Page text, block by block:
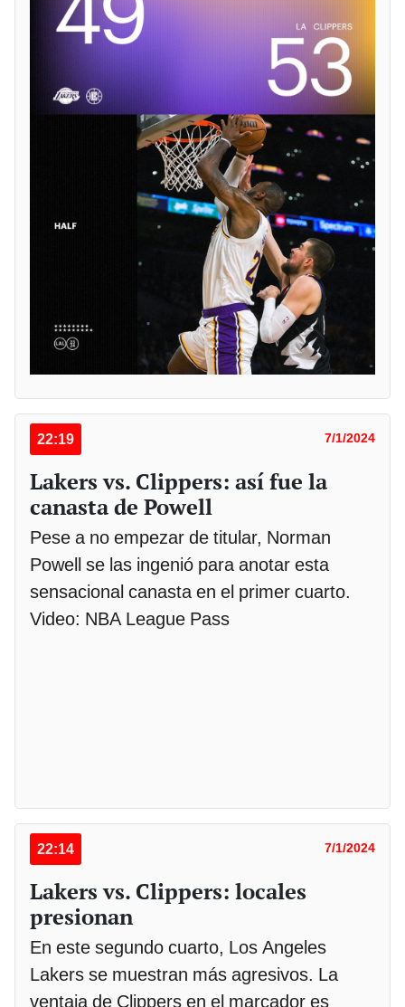
22:19 7/1/2024
Lakers vs. Clippers: así fue la
canasta de Powell
Pese a no empezar de titular, Norman
Powell se las ingenió para anotar esta
sensacional canasta en el primer cuarto.
Video: NBA League Pass
22:14 7/1/2024
Lakers vs. Clippers: locales
presionan
En este segundo cuarto, Los Angeles
Lakers se muestran más agresivos. La
ventaja de Clippers en el marcador es